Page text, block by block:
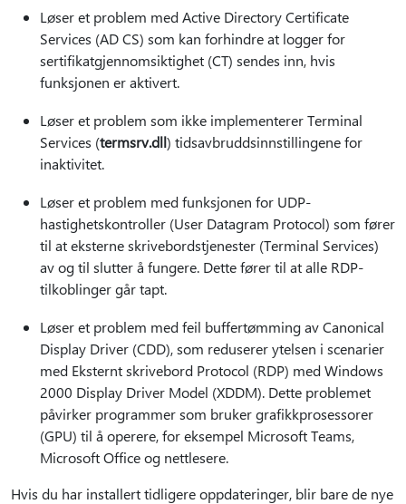
Løser et problem med Active Directory Certificate
Services (AD CS) som kan forhindre at logger for
sertifikatgjennomsiktighet (CT) sendes inn, hvis
funksjonen er aktivert.
Løser et problem som ikke implementerer Terminal
Services (termsrv.dll) tidsavbruddsinnstillingene for
inaktivitet.
Løser et problem med funksjonen for UDP-
hastighetskontroller (User Datagram Protocol) som fører
til at eksterne skrivebordstjenester (Terminal Services)
av og til slutter å fungere. Dette fører til at alle RDP-
tilkoblinger går tapt.
Løser et problem med feil buffertømming av Canonical
Display Driver (CDD), som reduserer ytelsen i scenarier
med Eksternt skrivebord Protocol (RDP) med Windows
2000 Display Driver Model (XDDM). Dette problemet
påvirker programmer som bruker grafikkprosessorer
(GPU) til å operere, for eksempel Microsoft Teams,
Microsoft Office og nettlesere.
Hvis du har installert tidligere oppdateringer, blir bare de nye